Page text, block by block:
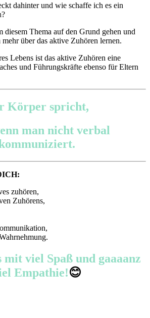
dahinter und wie schaffe ich es ein
diesem Thema auf den Grund gehen und
über das aktive Zuhören lernen.
Lebens ist das aktive Zuhören eine
und Führungskräfte ebenso für Eltern
Körper spricht,
man nicht verbal
DICH:
zuhören,
Zuhörens,
mit viel Spaß und gaaaanz
Empathie!😊